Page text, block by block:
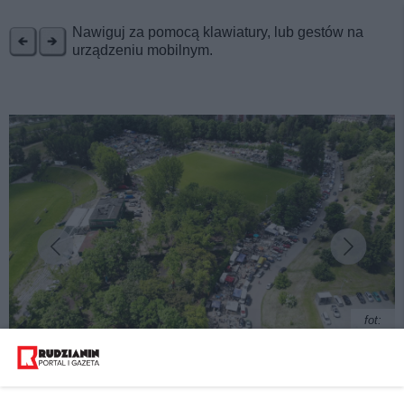
Nawiguj za pomocą klawiatury, lub gestów na
urządzeniu mobilnym.
fot: